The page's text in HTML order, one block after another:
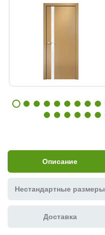
Описание
Нестандартные размеры
Доставка